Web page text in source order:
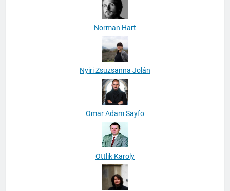
Norman Hart
Nyiri Zsuzsanna Jolán
Omar Adam Sayfo
Ottlik Karoly